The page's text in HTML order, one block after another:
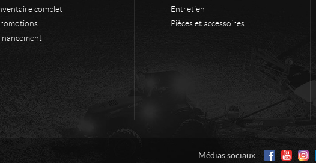
complet
Entretien
Pièces et accessoires
Médias sociaux